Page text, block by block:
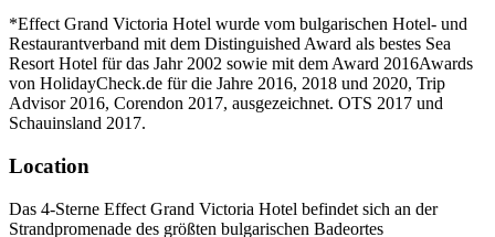
*Effect Grand Victoria Hotel wurde vom bulgarischen Hotel- und
Restaurantverband mit dem Distinguished Award als bestes Sea
Resort Hotel für das Jahr 2002 sowie mit dem Award 2016Awards
von HolidayCheck.de für die Jahre 2016, 2018 und 2020, Trip
Advisor 2016, Corendon 2017, ausgezeichnet. OTS 2017 und
Schauinsland 2017.
Location
Das 4-Sternе Effect Grand Victoria Hotel befindet sich an der
Strandpromenade des größten bulgarischen Badeortes